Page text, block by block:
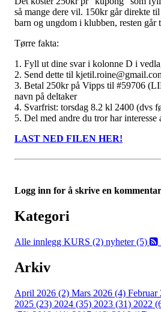
så mange dere vil. 150kr går direkte
barn og ungdom i klubben, resten går
Tørre fakta:
1. Fyll ut dine svar i kolonne D i
2. Send dette til
3. Betal 250kr på Vipps til #59706
navn på deltaker
4. Svarfrist: torsdag 8.2 kl 2400 (dvs
5. Del med andre du tror har interesse
LAST NED FILEN HER!
Logg inn for å skrive en
Kategori
Alle innlegg KURS (2) nyheter (5)
Arkiv
April 2026 (2) Mars 2026 (4) Februar
2025 (23) 2024 (35) 2023 (31) 2022